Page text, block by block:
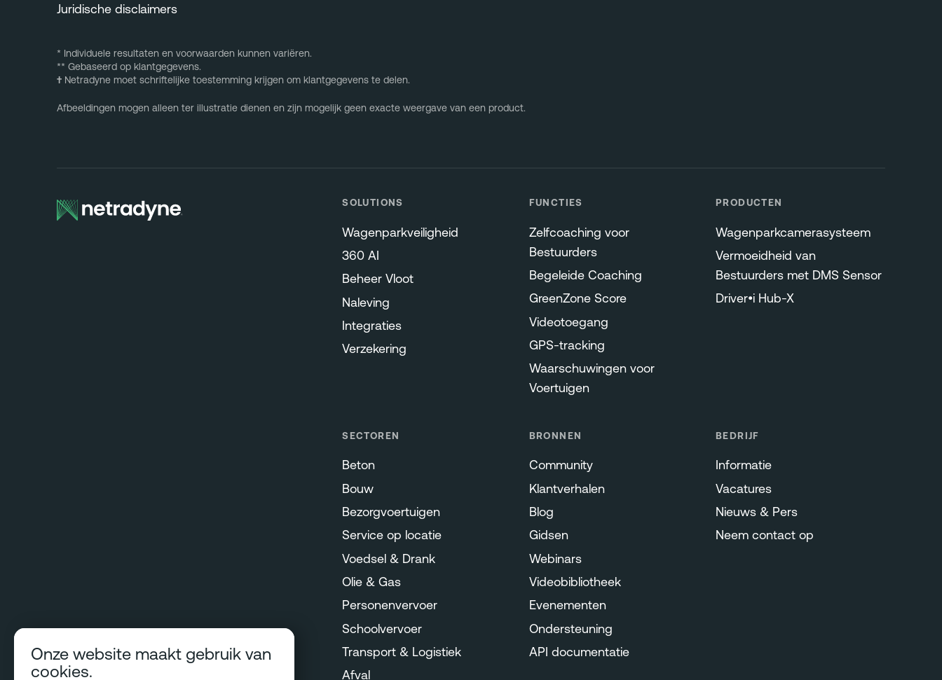
Juridische disclaimers
* Individuele resultaten en voorwaarden kunnen variëren.
** Gebaseerd op klantgegevens.
†Netradyne moet schriftelijke toestemming krijgen om klantgegevens te delen.
Afbeeldingen mogen alleen ter illustratie dienen en zijn mogelijk geen exacte weergave van een product.
SOLUTIONS
Wagenparkveiligheid
360 AI
Beheer Vloot
Naleving
Integraties
Verzekering
FUNCTIES
Zelfcoaching voor
Bestuurders
Begeleide Coaching
GreenZone Score
Videotoegang
GPS-tracking
Waarschuwingen voor
Voertuigen
PRODUCTEN
Wagenparkcamerasysteem
Vermoeidheid van
Bestuurders met DMS Sensor
Driver•i Hub-X
SECTOREN
Beton
Bouw
Bezorgvoertuigen
Service op locatie
Voedsel & Drank
Olie & Gas
Personenvervoer
Schoolvervoer
Transport & Logistiek
Afval
BRONNEN
Community
Klantverhalen
Blog
Gidsen
Webinars
Videobibliotheek
Evenementen
Ondersteuning
API documentatie
BEDRIJF
Informatie
Vacatures
Nieuws & Pers
Neem contact op
Onze website maakt gebruik van
cookies.